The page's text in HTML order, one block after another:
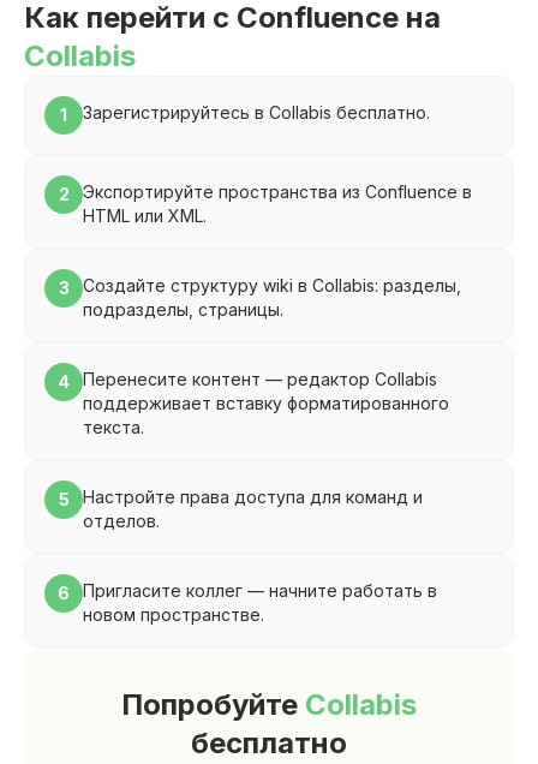
Как перейти с Confluence на
Collabis
1 Зарегистрируйтесь в Collabis бесплатно.
2
Экспортируйте пространства из Confluence в
HTML или XML.
3
Создайте структуру wiki в Collabis: разделы,
подразделы, страницы.
4
Перенесите контент — редактор Collabis
поддерживает вставку форматированного
текста.
5
Настройте права доступа для команд и
отделов.
6
Пригласите коллег — начните работать в
новом пространстве.
Попробуйте Collabis
бесплатно